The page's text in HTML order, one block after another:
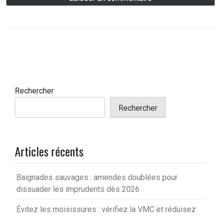
Rechercher
Rechercher
Articles récents
Baignades sauvages : amendes doublées pour
dissuader les imprudents dès 2026
Évitez les moisissures : vérifiez la VMC et réduisez